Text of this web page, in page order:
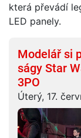
která převádí
LED panely.
Modelář si
ságy Star
3PO
Úterý, 17.